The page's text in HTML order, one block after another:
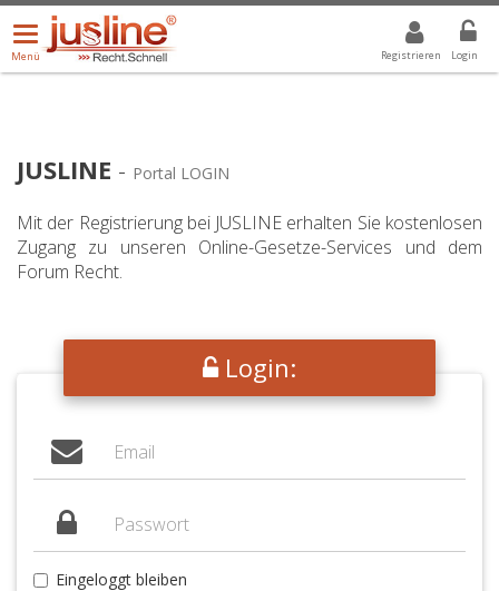
Registrieren Login
Menü
öffnen/schließen
Menü
ALLE DROPDOWN: GEWÄHLTER WERT IST ALLE
JUSLINE - Portal LOGIN
Mit der Registrierung bei JUSLINE erhalten Sie kostenlosen
Zugang zu unseren Online-Gesetze-Services und dem
Forum Recht.
Login:
Eingeloggt bleiben